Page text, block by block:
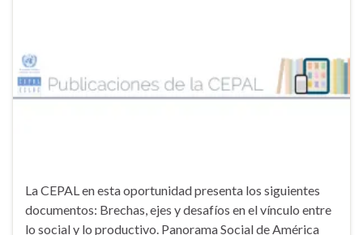
La CEPAL en esta oportunidad presenta los siguientes
documentos: Brechas, ejes y desafíos en el vínculo entre
lo social y lo productivo. Panorama Social de América